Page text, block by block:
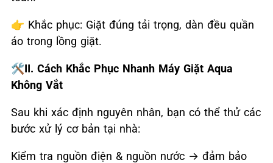
👉 Khắc phục: Giặt đúng tải trọng, dàn đều quần
áo trong lồng giặt.
🛠️II. Cách Khắc Phục Nhanh Máy Giặt Aqua
Không Vắt
Sau khi xác định nguyên nhân, bạn có thể thử các
bước xử lý cơ bản tại nhà:
Kiểm tra nguồn điện & nguồn nước → đảm bảo